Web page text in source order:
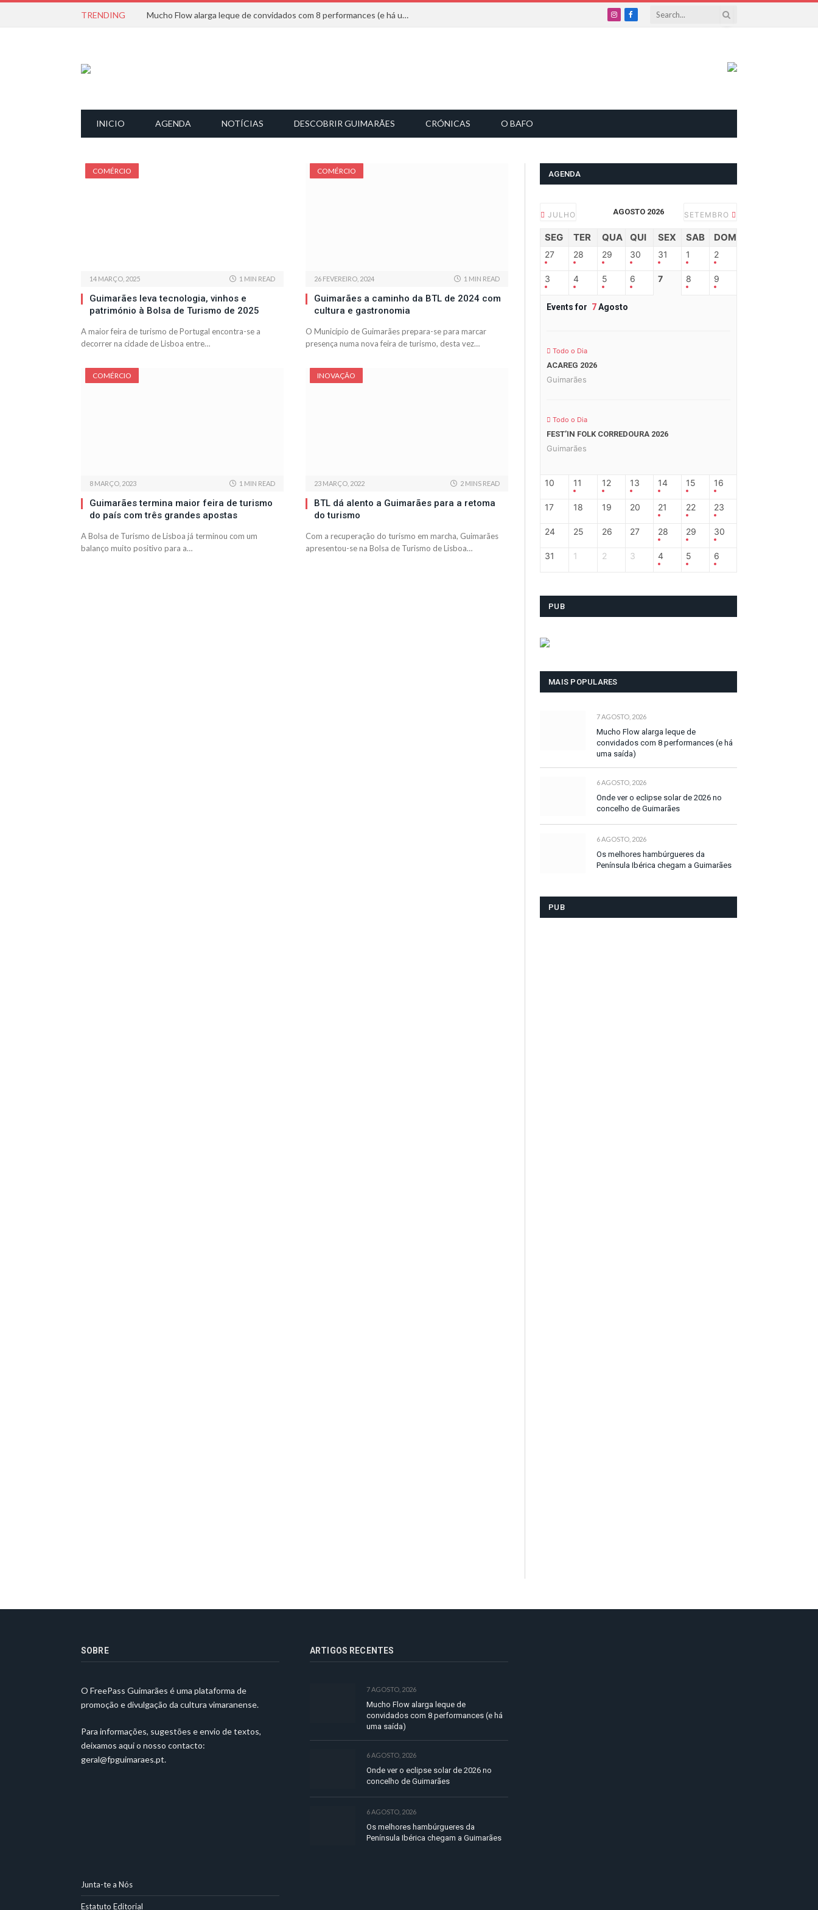
TRENDING Mucho Flow alarga leque de convidados com 8 performances (e há uma saída)
InstagramFacebook
INICIO AGENDA NOTÍCIAS DESCOBRIR GUIMARÃES CRÓNICAS O BAFO
COMÉRCIO
14 MARÇO, 2025 1 MIN READ
Guimarães leva tecnologia, vinhos e
património à Bolsa de Turismo de 2025
A maior feira de turismo de Portugal encontra-se a
decorrer na cidade de Lisboa entre…
COMÉRCIO
26 FEVEREIRO, 2024 1 MIN READ
Guimarães a caminho da BTL de 2024 com
cultura e gastronomia
O Município de Guimarães prepara-se para marcar
presença numa nova feira de turismo, desta vez…
COMÉRCIO
8 MARÇO, 2023 1 MIN READ
Guimarães termina maior feira de turismo
do país com três grandes apostas
A Bolsa de Turismo de Lisboa já terminou com um
balanço muito positivo para a…
INOVAÇÃO
23 MARÇO, 2022 2 MINS READ
BTL dá alento a Guimarães para a retoma
do turismo
Com a recuperação do turismo em marcha, Guimarães
apresentou-se na Bolsa de Turismo de Lisboa…
AGENDA
JULHO AGOSTO 2026 SETEMBRO
SEG TER QUA QUI SEX SAB DOM
27 28 29 30 31 1 2
3 4 5 6 7 8 9
Events for 7Agosto
Todo o Dia
ACAREG 2026
Guimarães
Todo o Dia
FEST’IN FOLK CORREDOURA 2026
Guimarães
10 11 12 13 14 15 16
17 18 19 20 21 22 23
24 25 26 27 28 29 30
31 1 2 3 4 5 6
PUB
MAIS POPULARES
7 AGOSTO, 2026
Mucho Flow alarga leque de
convidados com 8 performances (e há
uma saída)
6 AGOSTO, 2026
Onde ver o eclipse solar de 2026 no
concelho de Guimarães
6 AGOSTO, 2026
Os melhores hambúrgueres da
Península Ibérica chegam a Guimarães
PUB
SOBRE
O FreePass Guimarães é uma plataforma de
promoção e divulgação da cultura vimaranense.
Para informações, sugestões e envio de textos,
deixamos aqui o nosso contacto:
geral@fpguimaraes.pt.
ARTIGOS RECENTES
7 AGOSTO, 2026
Mucho Flow alarga leque de
convidados com 8 performances (e há
uma saída)
6 AGOSTO, 2026
Onde ver o eclipse solar de 2026 no
concelho de Guimarães
6 AGOSTO, 2026
Os melhores hambúrgueres da
Península Ibérica chegam a Guimarães
Junta-te a Nós
Estatuto Editorial